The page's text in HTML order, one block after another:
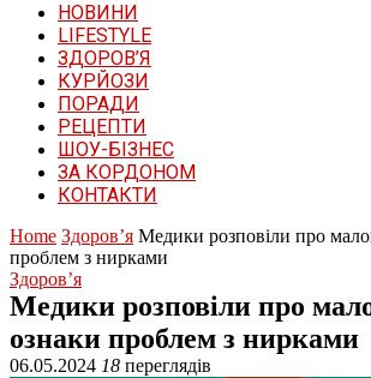
НОВИНИ
LIFESTYLE
ЗДОРОВ’Я
КУРЙОЗИ
ПОРАДИ
РЕЦЕПТИ
ШОУ-БІЗНЕС
ЗА КОРДОНОМ
КОНТАКТИ
Home Здоров’я Медики розповіли про
проблем з нирками
Здоров’я
Медики розповіли про
ознаки проблем з нирками
06.05.2024 18 переглядів